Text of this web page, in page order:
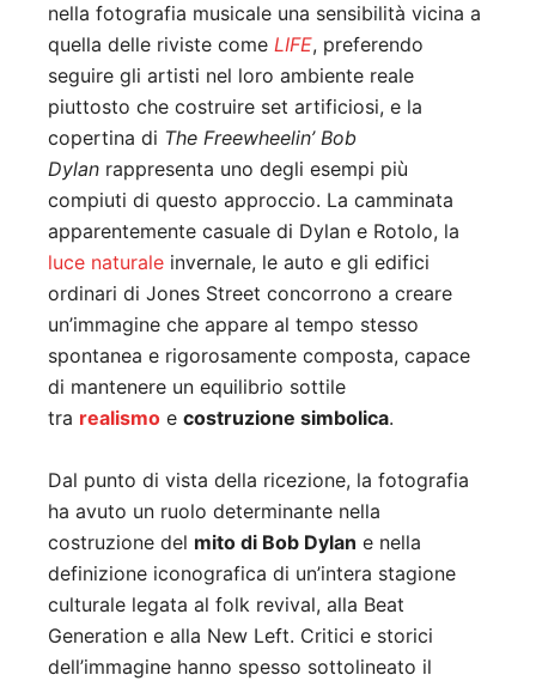
nella fotografia musicale una sensibilità vicina a
quella delle riviste come LIFE, preferendo
seguire gli artisti nel loro ambiente reale
piuttosto che costruire set artificiosi, e la
copertina di The Freewheelin’ Bob
Dylan rappresenta uno degli esempi più
compiuti di questo approccio. La camminata
apparentemente casuale di Dylan e Rotolo, la
luce naturale invernale, le auto e gli edifici
ordinari di Jones Street concorrono a creare
un’immagine che appare al tempo stesso
spontanea e rigorosamente composta, capace
di mantenere un equilibrio sottile
tra realismo e costruzione simbolica.
Dal punto di vista della ricezione, la fotografia
ha avuto un ruolo determinante nella
costruzione del mito di Bob Dylan e nella
definizione iconografica di un’intera stagione
culturale legata al folk revival, alla Beat
Generation e alla New Left. Critici e storici
dell’immagine hanno spesso sottolineato il